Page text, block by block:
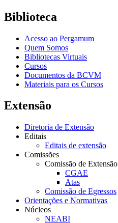
Biblioteca
Acesso ao Pergamum
Quem Somos
Bibliotecas Virtuais
Cursos
Documentos da BCVM
Materiais para os Cursos
Extensão
Diretoria de Extensão
Editais
Editais de extensão
Comissões
Comissão de Extensão
CGAE
Atas
Comissão de Egressos
Orientações e Normativas
Núcleos
NEABI